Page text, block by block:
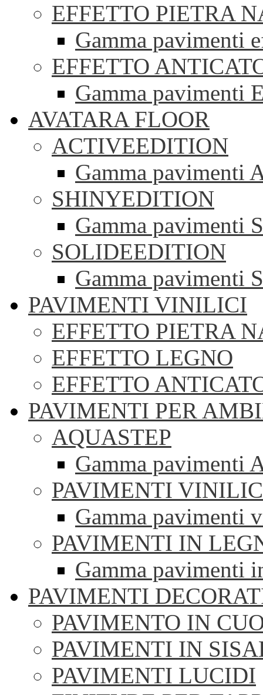
EFFETTO PIETRA
Gamma pavimenti
EFFETTO
Gamma pavimenti
AVATARA FLOOR
ACTIVEEDITION
Gamma pavimenti
SHINYEDITION
Gamma pavimenti
SOLIDEEDITION
Gamma pavimenti
PAVIMENTI VINILICI
EFFETTO PIETRA
EFFETTO LEGNO
EFFETTO
PAVIMENTI PER
AQUASTEP
Gamma pavimenti
PAVIMENTI
Gamma pavimenti
PAVIMENTI IN
Gamma pavimenti
PAVIMENTI
PAVIMENTO IN
PAVIMENTI IN
PAVIMENTI LUCIDI